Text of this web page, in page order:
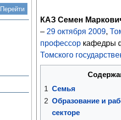
КАЗ Семен
– 29 октября 2009,
профессоркафедры
Томского
1 Семья
2 Образование и
секторе